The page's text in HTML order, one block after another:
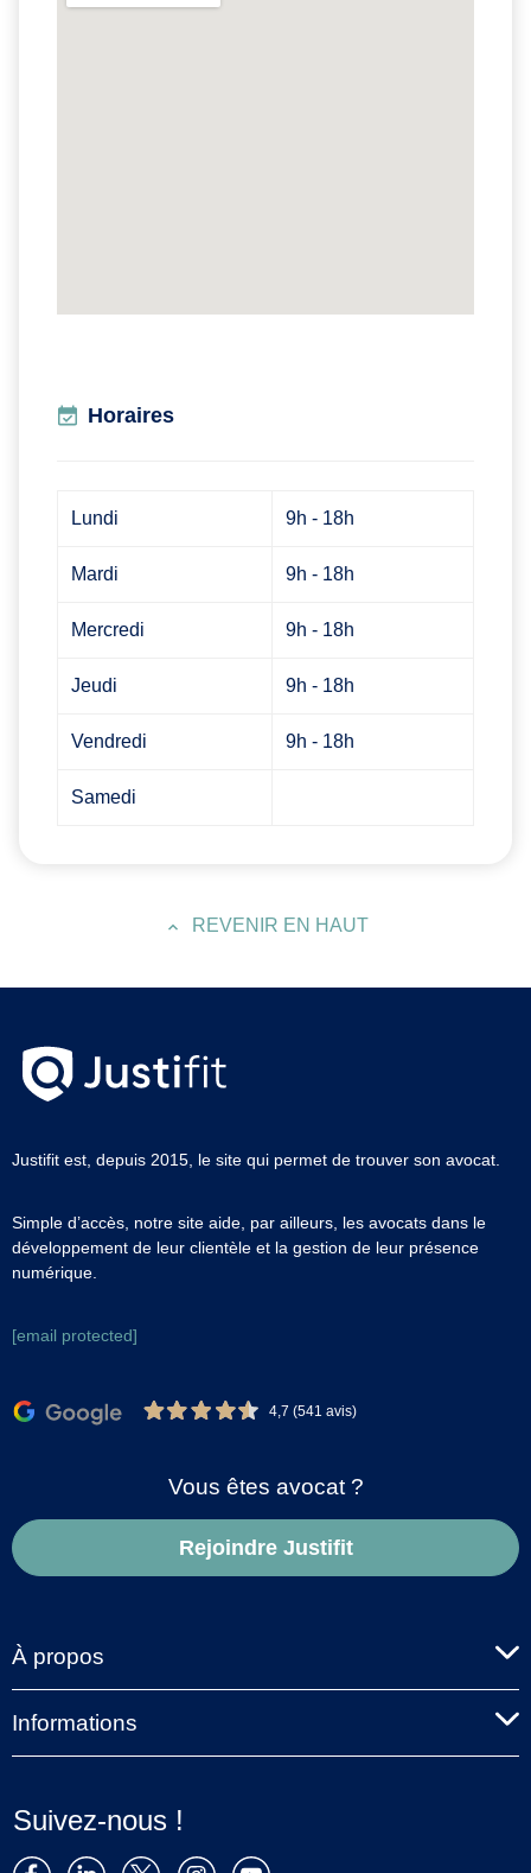
Horaires
Lundi 9h - 18h
Mardi 9h - 18h
Mercredi 9h - 18h
Jeudi 9h - 18h
Vendredi 9h - 18h
Samedi
REVENIR EN HAUT
Justifit est, depuis 2015, le site qui permet de trouver son avocat.
Simple d’accès, notre site aide, par ailleurs, les avocats dans le
développement de leur clientèle et la gestion de leur présence
numérique.
[email protected]
4,7 (541 avis)
Vous êtes avocat ?
Rejoindre Justifit
À propos
Informations
Suivez-nous !